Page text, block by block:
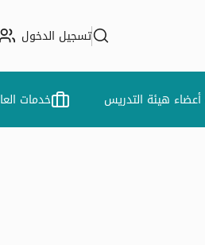
تسجيل الدخول
هيئة التدريس خدمات